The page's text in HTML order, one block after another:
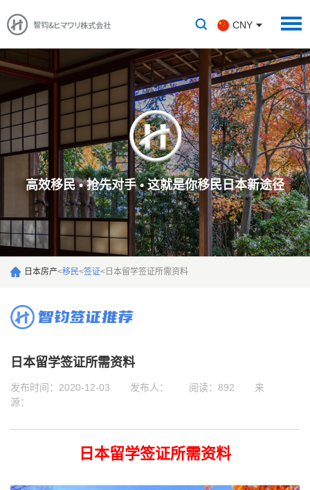
CNY
高效移民 • 抢先对手 • 这就是你移民日本新途径
日本房产<移民<签证< 日本留学签证所需资料
智钧签证推荐
日本留学签证所需资料
发布时间：2020-12-03 发布人： 阅读：892
来
源：
日本留学签证所需资料